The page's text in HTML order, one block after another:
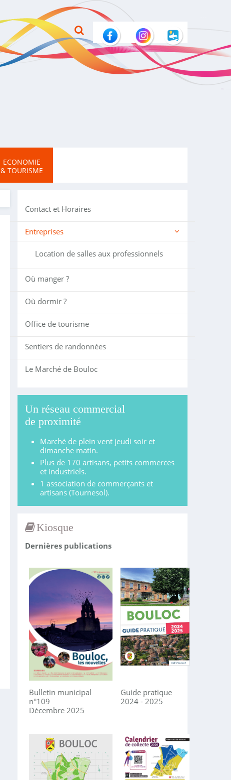
ECONOMIE
& TOURISME
Contact et Horaires
Entreprises
Location de salles aux professionnels
Où manger ?
Où dormir ?
Office de tourisme
Sentiers de randonnées
Le Marché de Bouloc
Un réseau commercial
de proximité
Marché de plein vent jeudi soir et
dimanche matin.
Plus de 170 artisans, petits commerces
et industriels.
1 association de commerçants et
artisans (Tournesol).
Kiosque
Dernières publications
Bulletin municipal
n°109
Décembre 2025
Guide pratique
2024 - 2025